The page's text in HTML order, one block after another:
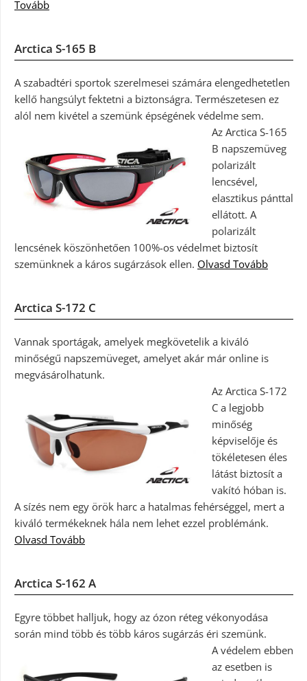
Tovább
Arctica S-165 B
A szabadtéri sportok szerelmesei számára elengedhetetlen
kellő hangsúlyt fektetni a biztonságra. Természetesen ez
alól nem kivétel a szemünk épségének védelme sem.
Az Arctica S-165
B napszemüveg
polarizált
lencsével,
elasztikus pánttal
ellátott. A
polarizált
lencsének köszönhetően 100%-os védelmet biztosít
szemünknek a káros sugárzások ellen. Olvasd Tovább
Arctica S-172 C
Vannak sportágak, amelyek megkövetelik a kiváló
minőségű napszemüveget, amelyet akár már online is
megvásárolhatunk.
Az Arctica S-172
C a legjobb
minőség
képviselője és
tökéletesen éles
látást biztosít a
vakító hóban is.
A sízés nem egy örök harc a hatalmas fehérséggel, mert a
kiváló termékeknek hála nem lehet ezzel problémánk.
Olvasd Tovább
Arctica S-162 A
Egyre többet halljuk, hogy az ózon réteg vékonyodása
során mind több és több káros sugárzás éri szemünk.
A védelem ebben
az esetben is